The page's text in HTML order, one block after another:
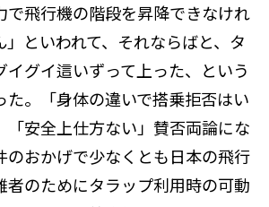
で飛行機の階段を昇降できなけれ
といわれて、それならばと、タ
イグイ這いずって上った、という
た。「身体の違いで搭乗拒否はい
「安全上仕方ない」賛否両論にな
のおかげで少なくとも日本の飛行
者のためにタラップ利用時の可動